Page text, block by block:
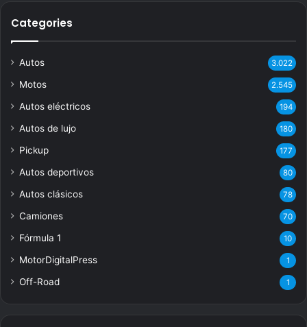
Categories
Autos 3.022
Motos 2.545
Autos eléctricos 194
Autos de lujo 180
Pickup 177
Autos deportivos 80
Autos clásicos 78
Camiones 70
Fórmula 1 10
MotorDigitalPress 1
Off-Road 1